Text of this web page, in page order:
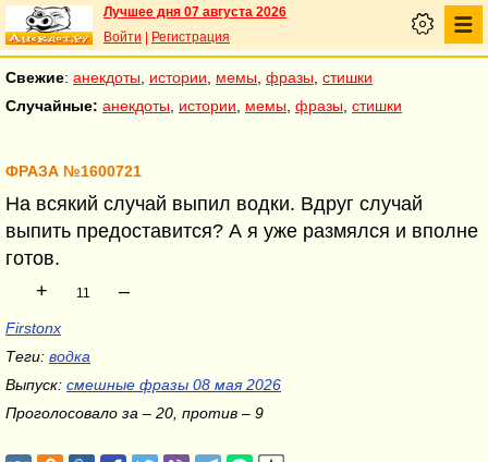
Лучшее дня 07 августа 2026
Войти
Регистрация
Свежие: анекдоты истории мемы фразы стишки
Случайные: анекдоты истории мемы фразы стишки
ФРАЗА №1600721
На всякий случай выпил водки. Вдруг случай
выпить предоставится? А я уже размялся и вполне
готов.
+
11 –
Firstonx
Теги: водка
Выпуск: смешные фразы 08 мая 2026
Проголосовало за – 20, против – 9